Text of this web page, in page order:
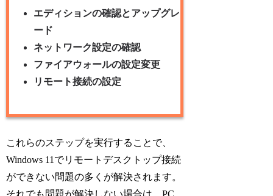
エディションの確認とアップグレ
ード
ネットワーク設定の確認
ファイアウォールの設定変更
リモート接続の設定
これらのステップを実行することで、
Windows 11でリモートデスクトップ接続
ができない問題の多くが解決されます。